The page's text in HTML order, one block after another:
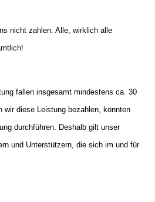
nicht zahlen. Alle, wirklich alle
fallen insgesamt mindestens ca. 30
wir diese Leistung bezahlen, könnten
durchführen. Deshalb gilt unser
und Unterstützern, die sich im und für